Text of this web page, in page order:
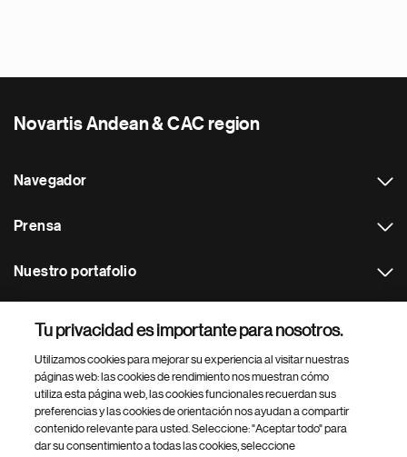
Novartis Andean & CAC region
Navegador
Prensa
Nuestro portafolio
Footer Site Search
Tu privacidad es importante para nosotros.
Utilizamos cookies para mejorar su experiencia al visitar nuestras
páginas web: las cookies de rendimiento nos muestran cómo
utiliza esta página web, las cookies funcionales recuerdan sus
preferencias y las cookies de orientación nos ayudan a compartir
contenido relevante para usted. Seleccione: "Aceptar todo" para
dar su consentimiento a todas las cookies, seleccione